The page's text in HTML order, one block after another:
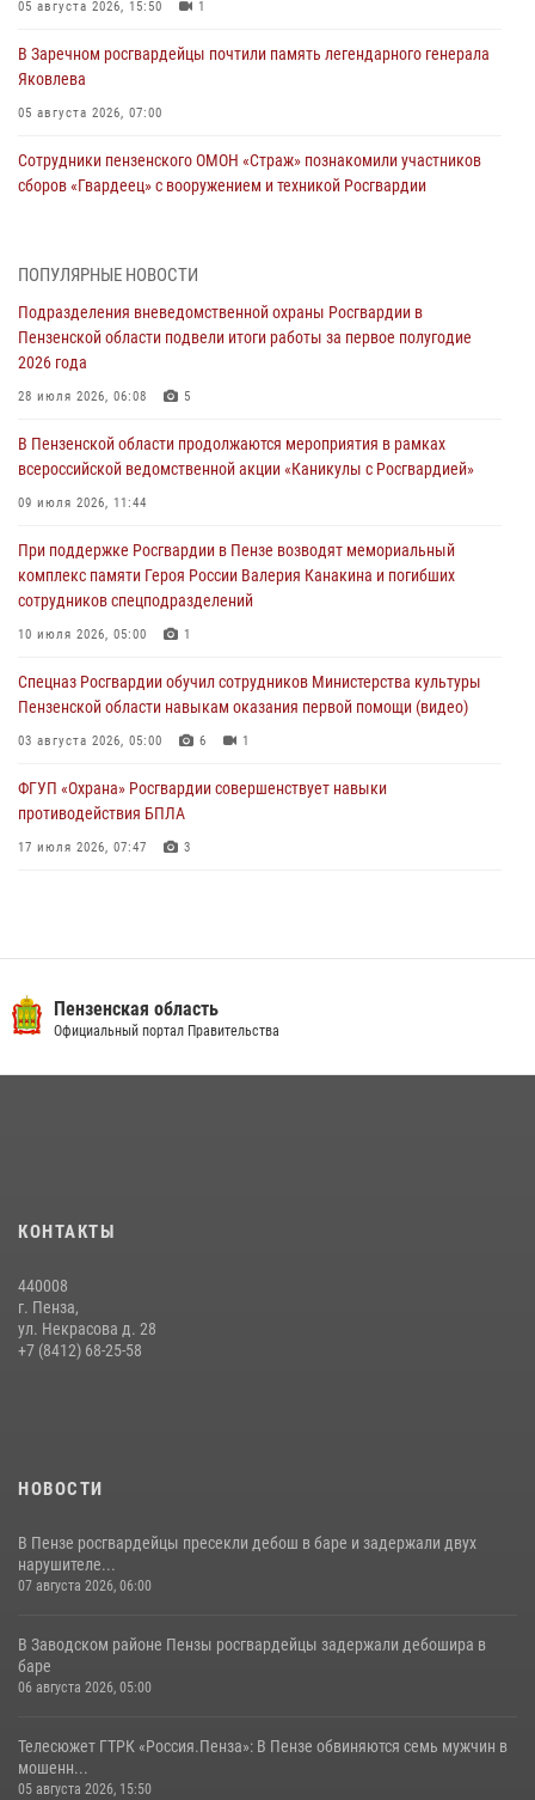
05 августа 2026, 15:50 1
В Заречном росгвардейцы почтили память легендарного генерала
Яковлева
05 августа 2026, 07:00
Сотрудники пензенского ОМОН «Страж» познакомили участников
сборов «Гвардеец» с вооружением и техникой Росгвардии
В Пензе сотрудники Росгвардии оказали помощь
05 августа 2026, 04:00
В Пензе при силовой поддержке Росгвардии пресечена
деятельность ОПГ, маскировавшейся под реабилитационный центр
4
В Управлении Росгвардии по Пензенской области подвели итоги
04 августа 2026, 06:08
Росгвардия обеспечила безопасность праздничных мероприятий в
День ВДВ в Пензе
ПОПУЛЯРНЫЕ НОВОСТИ
Подразделения вневедомственной охраны Росгвардии в
Пензенской области подвели итоги работы за первое полугодие
2026 года
28 июля 2026, 06:08 5
В Пензенской области продолжаются мероприятия в рамках
всероссийской ведомственной акции «Каникулы с Росгвардией»
09 июля 2026, 11:44
При поддержке Росгвардии в Пензе возводят мемориальный
комплекс памяти Героя России Валерия Канакина и погибших
сотрудников спецподразделений
10 июля 2026, 05:00 1
Спецназ Росгвардии обучил сотрудников Министерства культуры
Пензенской области навыкам оказания первой помощи (видео)
03 августа 2026, 05:00 6 1
ФГУП «Охрана» Росгвардии совершенствует навыки
противодействия БПЛА
17 июля 2026, 07:47 3
Военнослужащие Росгвардии в Заречном приняли участие в
просветительской лекции Общества «Знание»
сборов «Гвардеец» с вооружением и техникой Росгвардии
Начальник Управления Росгвардии по Пензенской области Павел
Пучков посетил 55-й Всероссийский Лермонтовский праздник
Пензенская область
Официальный портал Правительства
КОНТАКТЫ
440008
г. Пенза,
ул. Некрасова д. 28
+7 (8412) 68-25-58
НОВОСТИ
В Пензе росгвардейцы пресекли дебош в баре и задержали двух
нарушителе...
07 августа 2026, 06:00
В Заводском районе Пензы росгвардейцы задержали дебошира в
баре
06 августа 2026, 05:00
Телесюжет ГТРК «Россия.Пенза»: В Пензе обвиняются семь мужчин в
мошенн...
05 августа 2026, 15:50